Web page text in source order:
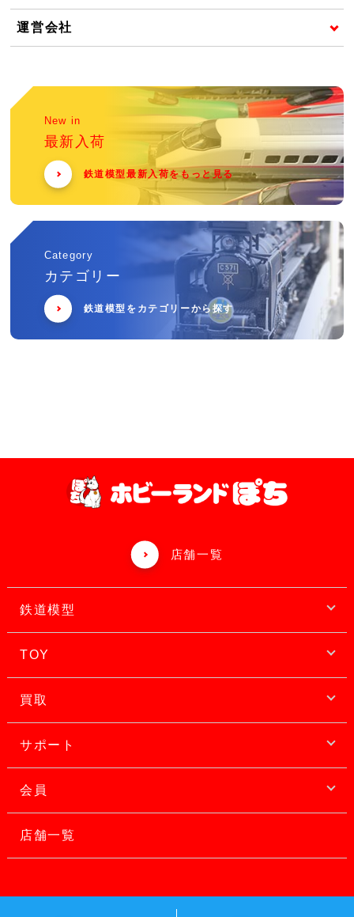
運営会社
New in
最新入荷
鉄道模型最新入荷をもっと見る
Category
カテゴリー
鉄道模型をカテゴリーから探す
店舗一覧
鉄道模型
TOY
買取
サポート
会員
店舗一覧